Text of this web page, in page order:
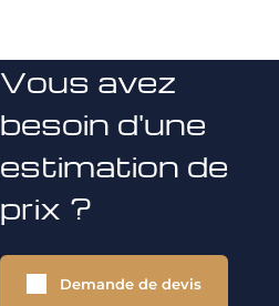
Vous avez
besoin d'une
estimation de
prix ?
Demande de devis